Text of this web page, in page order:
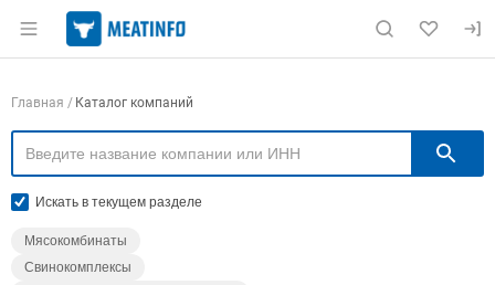
Раздел навигации по сайту meatinfo.ru
Навигация по компаниям
Главная Каталог компаний
Искать в текущем разделе
Мясокомбинаты
Свинокомплексы